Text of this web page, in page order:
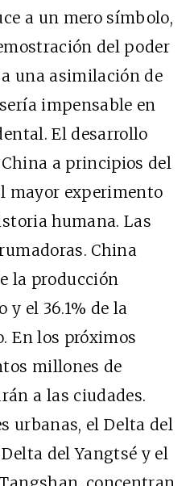
a un mero símbolo,
del poder
una asimilación de
impensable en
El desarrollo
a principios del
mayor experimento
humana. Las
China
la producción
y el 36.1% de la
En los próximos
millones de
a las ciudades.
urbanas, el Delta del
del Yangtsé y el